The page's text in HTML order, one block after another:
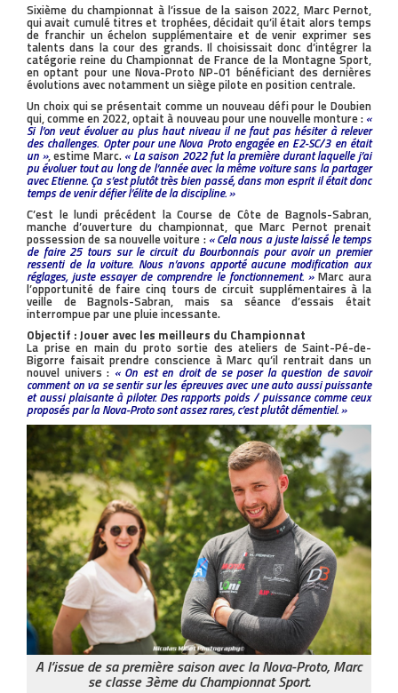
Sixième du championnat à l’issue de la saison 2022, Marc Pernot,
qui avait cumulé titres et trophées, décidait qu’il était alors temps
de franchir un échelon supplémentaire et de venir exprimer ses
talents dans la cour des grands. Il choisissait donc d’intégrer la
catégorie reine du Championnat de France de la Montagne Sport,
en optant pour une Nova-Proto NP-01 bénéficiant des dernières
évolutions avec notamment un siège pilote en position centrale.
Un choix qui se présentait comme un nouveau défi pour le Doubien
qui, comme en 2022, optait à nouveau pour une nouvelle monture : «
Si l’on veut évoluer au plus haut niveau il ne faut pas hésiter à relever
des challenges. Opter pour une Nova Proto engagée en E2-SC/3 en était
un », estime Marc. « La saison 2022 fut la première durant laquelle j’ai
pu évoluer tout au long de l’année avec la même voiture sans la partager
avec Etienne. Ça s’est plutôt très bien passé, dans mon esprit il était donc
temps de venir défier l’élite de la discipline. »
C’est le lundi précédent la Course de Côte de Bagnols-Sabran,
manche d’ouverture du championnat, que Marc Pernot prenait
possession de sa nouvelle voiture :« Cela nous a juste laissé le temps
de faire 25 tours sur le circuit du Bourbonnais pour avoir un premier
ressenti de la voiture. Nous n’avons apporté aucune modification aux
réglages, juste essayer de comprendre le fonctionnement. »Marc aura
l’opportunité de faire cinq tours de circuit supplémentaires à la
veille de Bagnols-Sabran, mais sa séance d’essais était
interrompue par une pluie incessante.
Objectif : Jouer avec les meilleurs du Championnat
La prise en main du proto sortie des ateliers de Saint-Pé-de-
Bigorre faisait prendre conscience à Marc qu’il rentrait dans un
nouvel univers : « On est en droit de se poser la question de savoir
comment on va se sentir sur les épreuves avec une auto aussi puissante
et aussi plaisante à piloter. Des rapports poids / puissance comme ceux
proposés par la Nova-Proto sont assez rares, c’est plutôt démentiel. »
A l’issue de sa première saison avec la Nova-Proto, Marc
se classe 3ème du Championnat Sport.